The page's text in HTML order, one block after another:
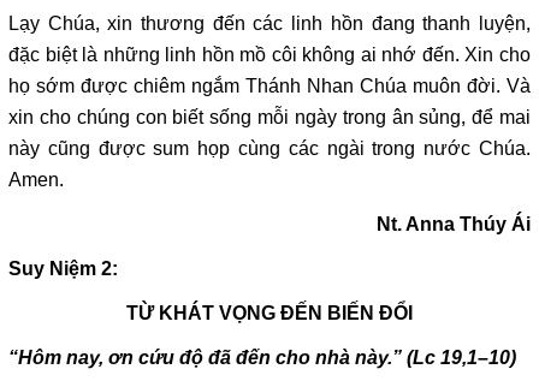
Lạy Chúa, xin thương đến các linh hồn đang thanh luyện,
đặc biệt là những linh hồn mồ côi không ai nhớ đến. Xin cho
họ sớm được chiêm ngắm Thánh Nhan Chúa muôn đời. Và
xin cho chúng con biết sống mỗi ngày trong ân sủng, để mai
này cũng được sum họp cùng các ngài trong nước Chúa.
Amen.
Nt. Anna Thúy Ái
Suy Niệm 2:
TỪ KHÁT VỌNG ĐẾN BIẾN ĐỔI
“Hôm nay, ơn cứu độ đã đến cho nhà này.” (Lc 19,1–10)